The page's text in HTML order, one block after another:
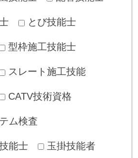
とび技能士
型枠施工技能士
スレート施工技能
CATV技術資格
ム検査
能士 玉掛技能者